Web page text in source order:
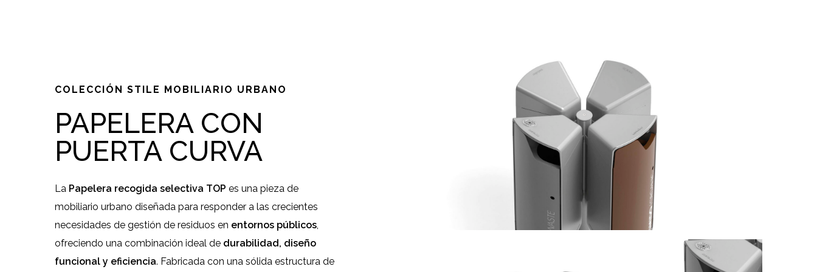
COLECCIÓN STILE MOBILIARIO URBANO
PAPELERA CON
PUERTA CURVA
La Papelera recogida selectiva TOP es una pieza de
mobiliario urbano diseñada para responder a las crecientes
necesidades de gestión de residuos en entornos públicos,
ofreciendo una combinación ideal de durabilidad, diseño
funcional y eficiencia. Fabricada con una sólida estructura de